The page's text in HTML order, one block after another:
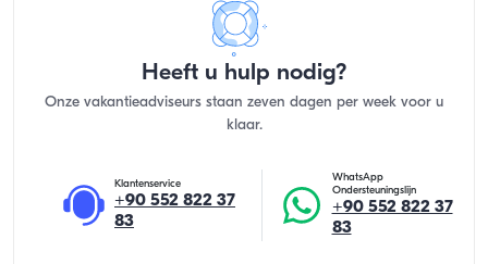
Heeft u hulp nodig?
Onze vakantieadviseurs staan zeven dagen per week voor u
klaar.
Klantenservice
+90 552 822 37
83
WhatsApp
Ondersteuningslijn
+90 552 822 37
83